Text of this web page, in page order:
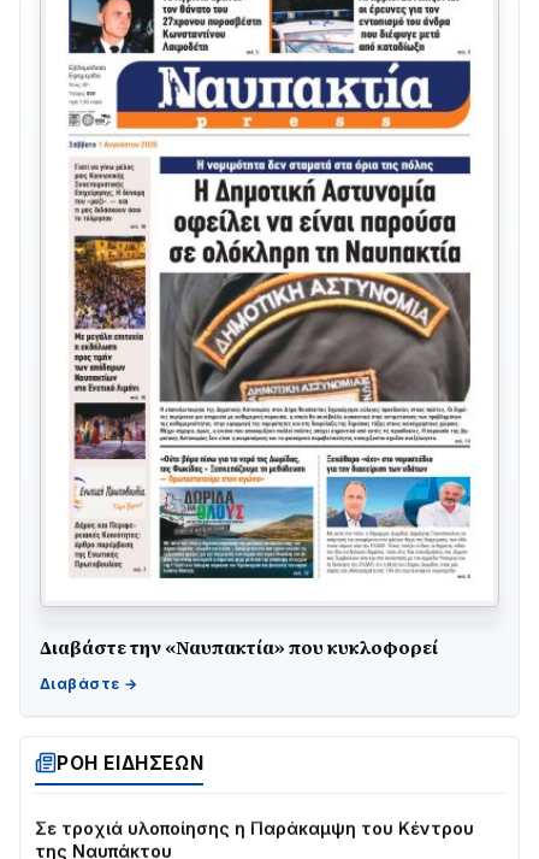
Διαβάστε την «Ναυπακτία» που κυκλοφορεί
ΡΟΗ ΕΙΔΗΣΕΩΝ
ΤΟ ΠΑΡΤΥ ΣΥΝΕΧΙΖΕΤΑΙ…
05/08 • 08:41
Στο σκοτάδι μεγάλο μέρος στο Λυγιά Ναυπάκτου
04/08 • 19:47
της Ναυπάκτου
04/08 • 12:08